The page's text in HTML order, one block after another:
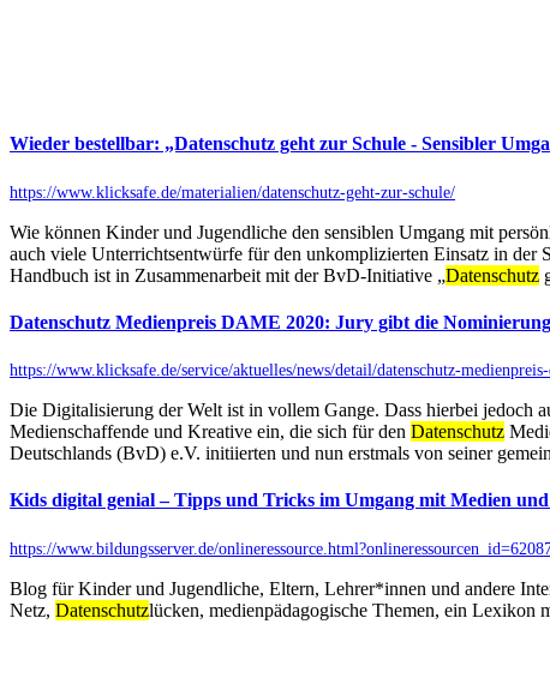
Wieder bestellbar: „Datenschutz geht zur Schule - Sensibler
https://www.klicksafe.de/materialien/datenschutz-geht-zur-schule/
Wie können Kinder und Jugendliche den sensiblen Umgang mit
auch viele Unterrichtsentwürfe für den unkomplizierten Einsatz in der
Handbuch ist in Zusammenarbeit mit der BvD-Initiative „Datenschutz
Datenschutz Medienpreis DAME 2020: Jury gibt die
https://www.klicksafe.de/service/aktuelles/news/detail/datenschutz-
Die Digitalisierung der Welt ist in vollem Gange. Dass hierbei jedoch
Medienschaffende und Kreative ein, die sich für den Datenschutz
Deutschlands (BvD) e.V. initiierten und nun erstmals von seiner
Kids digital genial – Tipps und Tricks im Umgang mit Medien
https://www.bildungsserver.de/
Blog für Kinder und Jugendliche, Eltern, Lehrer*innen und andere
Netz, Datenschutzlücken, medienpädagogische Themen, ein Lexikon